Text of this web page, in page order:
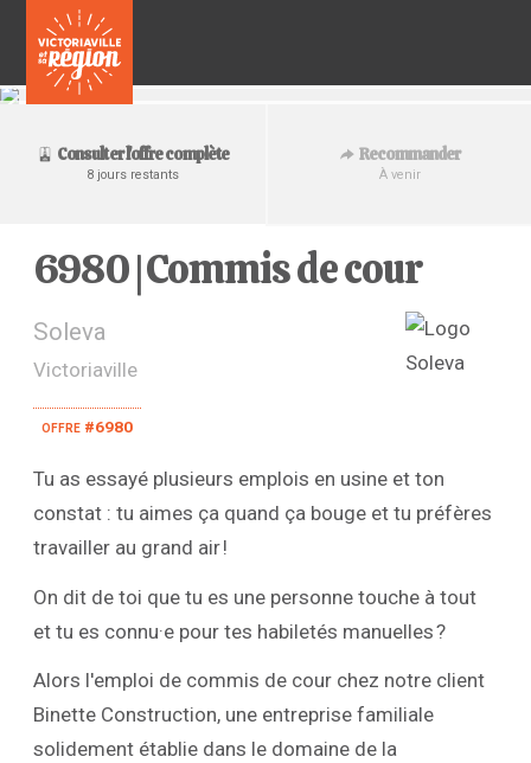
Consulter l'offre complète
8 jours restants
Recommander
À venir
6980 | Commis de cour
Soleva
Victoriaville
offre #6980
Tu as essayé plusieurs emplois en usine et ton
constat : tu aimes ça quand ça bouge et tu préfères
travailler au grand air !
On dit de toi que tu es une personne touche à tout
et tu es connu·e pour tes habiletés manuelles ?
Alors l'emploi de commis de cour chez notre client
Binette Construction, une entreprise familiale
solidement établie dans le domaine de la